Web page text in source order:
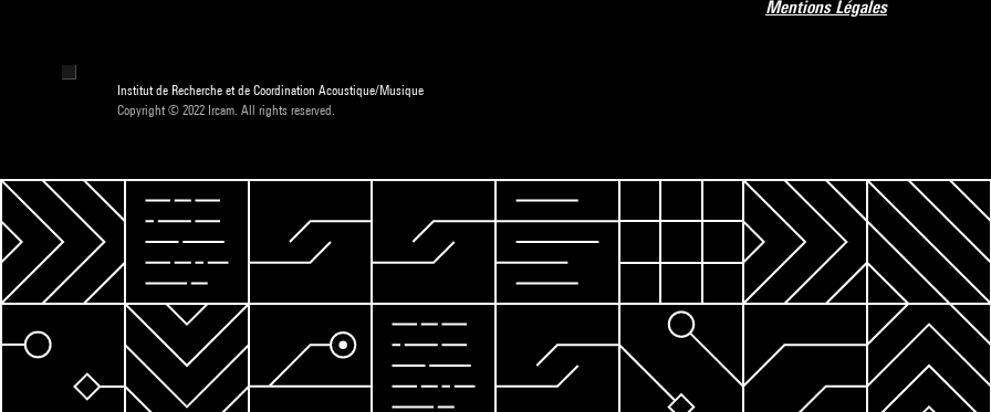
Mentions Légales
Institut de Recherche et de Coordination Acoustique/Musique
Copyright © 2022 Ircam. All rights reserved.